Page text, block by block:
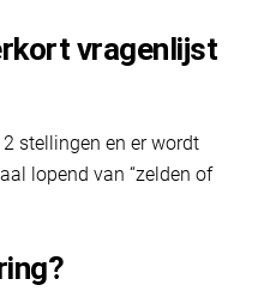
vragenlijst
stellingen en er wordt
lopend van “zelden of